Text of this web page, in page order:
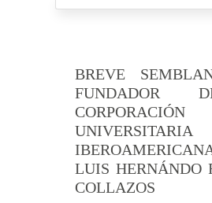
BREVE
FUNDADOR
CORPORACIÓN
UNIVERSITARIA
LUIS HERNÁNDO
COLLAZOS